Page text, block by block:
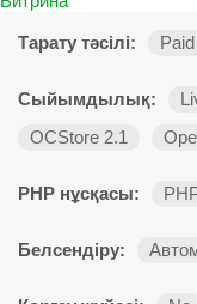
Тарату тәсілі: Paid
Сыйымдылық:
OCStore 2.1
PHP нұсқасы:
Белсендіру: